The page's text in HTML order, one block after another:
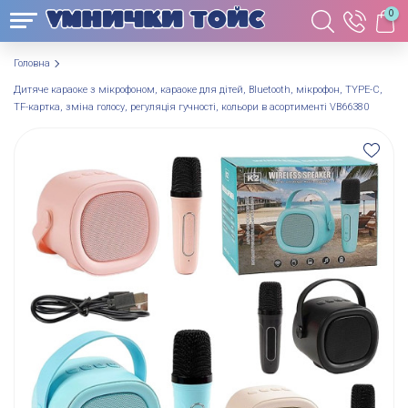
0
Головна
Дитяче караоке з мікрофоном, караоке для дітей, Bluetooth, мікрофон, TYPE-C,
TF-картка, зміна голосу, регуляція гучності, кольори в асортименті VB66380